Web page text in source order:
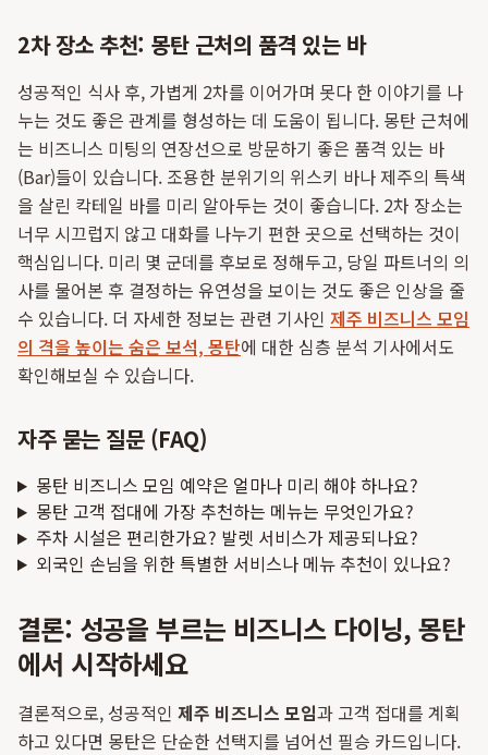
2차 장소 추천: 몽탄 근처의 품격 있는 바
성공적인 식사 후, 가볍게 2차를 이어가며 못다 한 이야기를 나
누는 것도 좋은 관계를 형성하는 데 도움이 됩니다. 몽탄 근처에
는 비즈니스 미팅의 연장선으로 방문하기 좋은 품격 있는 바
(Bar)들이 있습니다. 조용한 분위기의 위스키 바나 제주의 특색
을 살린 칵테일 바를 미리 알아두는 것이 좋습니다. 2차 장소는
너무 시끄럽지 않고 대화를 나누기 편한 곳으로 선택하는 것이
핵심입니다. 미리 몇 군데를 후보로 정해두고, 당일 파트너의 의
사를 물어본 후 결정하는 유연성을 보이는 것도 좋은 인상을 줄
수 있습니다. 더 자세한 정보는 관련 기사인 제주 비즈니스 모임
의 격을 높이는 숨은 보석, 몽탄에 대한 심층 분석 기사에서도
확인해보실 수 있습니다.
자주 묻는 질문 (FAQ)
몽탄 비즈니스 모임 예약은 얼마나 미리 해야 하나요?
몽탄 고객 접대에 가장 추천하는 메뉴는 무엇인가요?
주차 시설은 편리한가요? 발렛 서비스가 제공되나요?
외국인 손님을 위한 특별한 서비스나 메뉴 추천이 있나요?
결론: 성공을 부르는 비즈니스 다이닝, 몽탄
에서 시작하세요
결론적으로, 성공적인 제주 비즈니스 모임과 고객 접대를 계획
하고 있다면 몽탄은 단순한 선택지를 넘어선 필승 카드입니다.